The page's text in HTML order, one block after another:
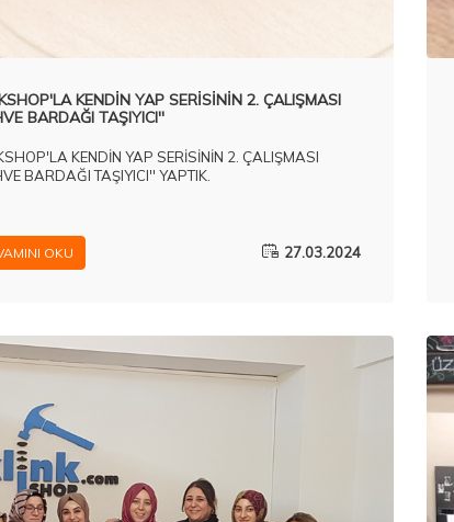
KENDİN YAP SERİSİNİN 2. ÇALIŞMASI
BARDAĞI TAŞIYICI''
KENDİN YAP SERİSİNİN 2. ÇALIŞMASI
BARDAĞI TAŞIYICI'' YAPTIK.
OKU 27.03.2024